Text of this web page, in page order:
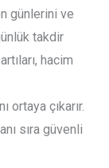
günlerini ve
takdir
hacim
ortaya çıkarır.
sıra güvenli